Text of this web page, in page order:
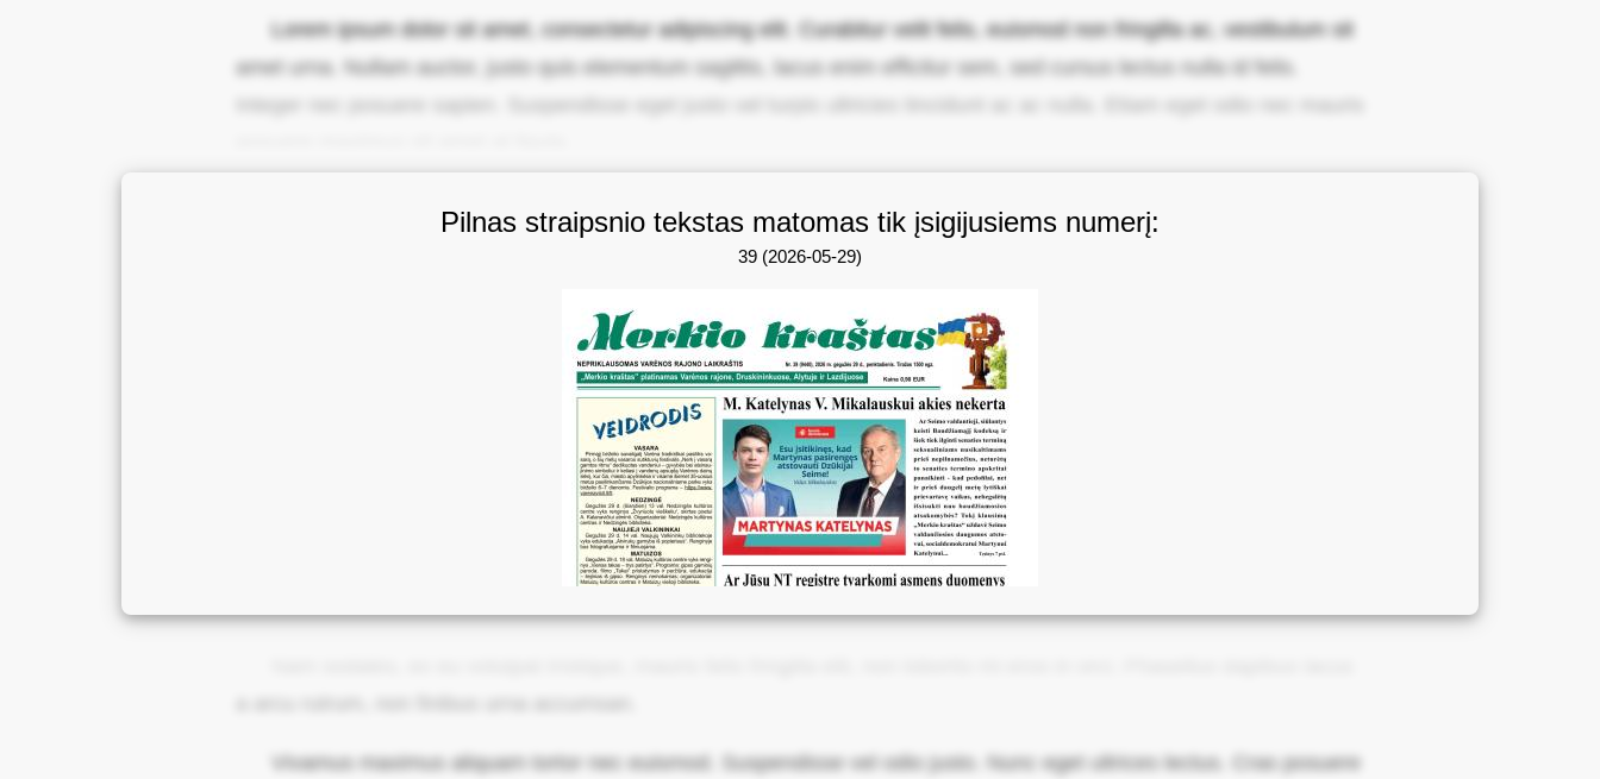
Lorem ipsum dolor sit amet, consectetur adipiscing elit. Curabitur velit felis, euismod non fringilla ac, vestibulum sit
amet urna. Nullam auctor, justo quis elementum sagittis, lacus enim efficitur sem, sed cursus lectus nulla id felis.
Pilnas straipsnio tekstas matomas tik įsigijusiems numerį:
39 (2026-05-29)
Vivamus maximus aliquam tortor nec euismod. Suspendisse vel odio justo. Nunc eget ultrices lectus. Cras posuere